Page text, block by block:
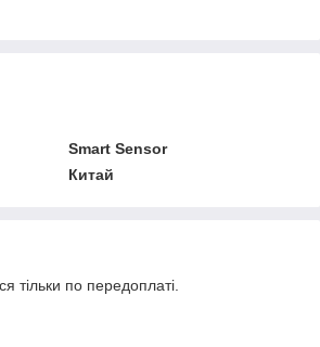
Smart Sensor
Китай
тільки по передоплаті.